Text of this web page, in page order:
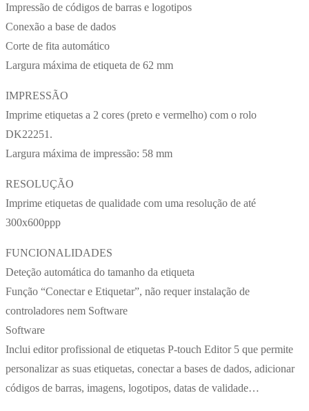
Impressão de códigos de barras e logotipos
Conexão a base de dados
Corte de fita automático
Largura máxima de etiqueta de 62 mm
IMPRESSÃO
Imprime etiquetas a 2 cores (preto e vermelho) com o rolo
DK22251.
Largura máxima de impressão: 58 mm
RESOLUÇÃO
Imprime etiquetas de qualidade com uma resolução de até
300x600ppp
FUNCIONALIDADES
Deteção automática do tamanho da etiqueta
Função “Conectar e Etiquetar”, não requer instalação de
controladores nem Software
Software
Inclui editor profissional de etiquetas P-touch Editor 5 que permite
personalizar as suas etiquetas, conectar a bases de dados, adicionar
códigos de barras, imagens, logotipos, datas de validade…